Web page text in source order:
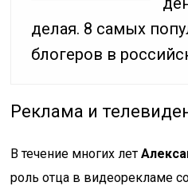
делая. 8 самых
блогеров в
Реклама и
В течение многих лет
роль отца в видеорекламе